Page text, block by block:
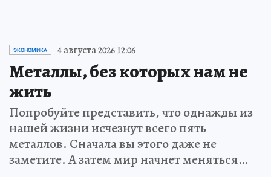
ЭКОНОМИКА 4 августа 2026 12:06
Металлы, без которых нам не
жить
Попробуйте представить, что однажды из
нашей жизни исчезнут всего пять
металлов. Сначала вы этого даже не
заметите. А затем мир начнет меняться…